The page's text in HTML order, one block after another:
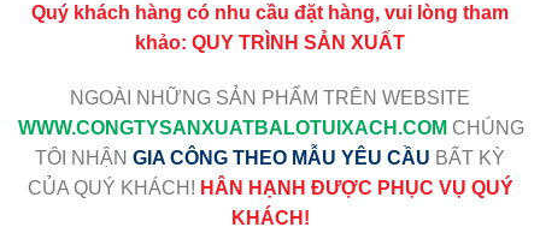
Quý khách hàng có nhu cầu đặt hàng, vui lòng tham
khảo: QUY TRÌNH SẢN XUẤT
NGOÀI NHỮNG SẢN PHẨM TRÊN WEBSITE
WWW.CONGTYSANXUATBALOTUIXACH.COM CHÚNG
TÔI NHẬN GIA CÔNG THEO MẪU YÊU CẦU BẤT KỲ
CỦA QUÝ KHÁCH! HÂN HẠNH ĐƯỢC PHỤC VỤ QUÝ
KHÁCH!